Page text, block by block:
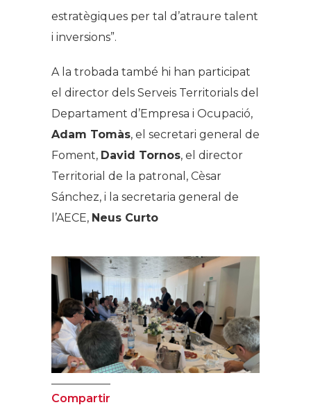
estratègiques per tal d’atraure talent
i inversions”.
A la trobada també hi han participat
el director dels Serveis Territorials del
Departament d’Empresa i Ocupació,
Adam Tomàs, el secretari general de
Foment, David Tornos, el director
Territorial de la patronal, Cèsar
Sánchez, i la secretaria general de
l’AECE, Neus Curto
Compartir